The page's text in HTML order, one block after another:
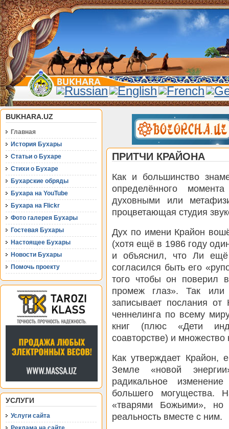
BUKHARA.UZ
Главная
История Бухары
Статьи о Бухаре
Стихи о Бухаре
Бухарские обряды
Бухара на YouTube
Бухара на Flickr
Фото галерея Бухары
Гостевая Бухары
Настоящее Бухары
Новости Бухары
Помочь проекту
УСЛУГИ
Услуги сайта
ПРИТЧИ КРАЙОНА
Как и большинство
определённого
духовными или
процветающая студия
Дух по имени Крайон
(хотя ещё в 1986 году
и объяснил, что Ли
согласился быть его
того чтобы он поверил
промеж глаз». Так
записывает послания
ченнелинга по всему
книг (плюс «Дети
соавторстве) и множество
Как утверждает Крайон,
Земле «новой
радикальное
большего могущества.
«тварями Божьими», но
реальность вместе с ним.